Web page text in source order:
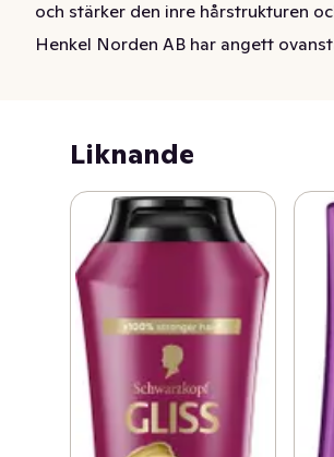
och stärker den inre hårstrukturen
yttre för optimal färgförsegling.
Speciellt anpassad för färgat, slingat
alla hårtyper och olika behov. Gliss
en speciellt framtagen formula för
med Hyaluronblandning +
och stärker den inre hårstrukturen
yttre för optimal färgförsegling.
skydd upp till 13 veckor
Perfector Shampoo). Skonsamt för
ingredienserna av naturligt
Henkel Norden AB har angett
Liknande